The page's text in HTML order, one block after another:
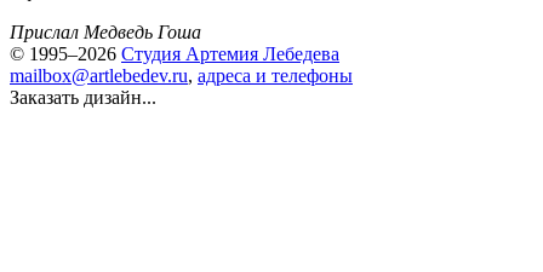
Прислал Медведь Гоша
© 1995–2026 Студия Артемия Лебедева
mailbox@artlebedev.ru, адреса и телефоны
Заказать дизайн...